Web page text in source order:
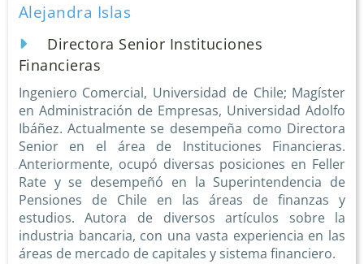
Alejandra Islas
Directora Senior Instituciones
Financieras
Ingeniero Comercial, Universidad de Chile; Magíster
en Administración de Empresas, Universidad Adolfo
Ibáñez. Actualmente se desempeña como Directora
Senior en el área de Instituciones Financieras.
Anteriormente, ocupó diversas posiciones en Feller
Rate y se desempeñó en la Superintendencia de
Pensiones de Chile en las áreas de finanzas y
estudios. Autora de diversos artículos sobre la
industria bancaria, con una vasta experiencia en las
áreas de mercado de capitales y sistema financiero.